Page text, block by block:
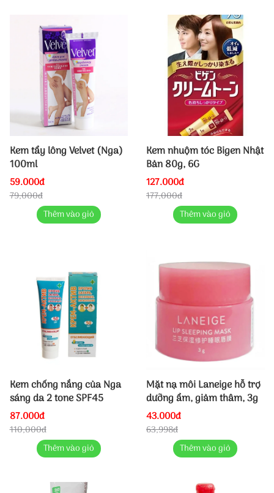
Kem tẩy lông Velvet (Nga)
100ml
59.000đ
79,000đ
Thêm vào giỏ
Kem nhuộm tóc Bigen Nhật
Bản 80g, 6G
127.000đ
177,000đ
Thêm vào giỏ
Kem chống nắng của Nga
sáng da 2 tone SPF45
87.000đ
110,000đ
Thêm vào giỏ
Mặt nạ môi Laneige hỗ trợ
dưỡng ẩm, giảm thâm, 3g
43.000đ
63,998đ
Thêm vào giỏ